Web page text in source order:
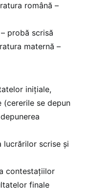
română –
probă scrisă
maternă –
inițiale,
(cererile se depun
lucrărilor scrise și
contestațiilor
finale